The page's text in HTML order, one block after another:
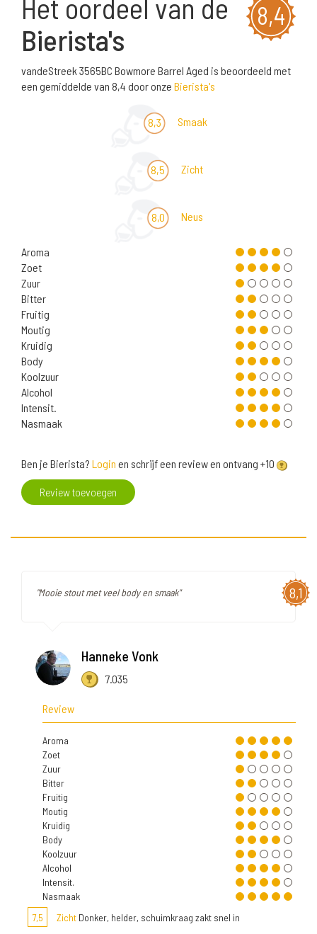
8,4
Het oordeel van de
Bierista's
vandeStreek 3565BC Bowmore Barrel Aged is beoordeeld met
een gemiddelde van 8,4 door onze Bierista's
8,3 Smaak
8,5 Zicht
8,0 Neus
Aroma
Zoet
Zuur
Bitter
Fruitig
Moutig
Kruidig
Body
Koolzuur
Alcohol
Intensit.
Nasmaak
Ben je Bierista? Login en schrijf een review en ontvang +10
Review toevoegen
8,1
"Mooie stout met veel body en smaak"
Hanneke Vonk
7.035
Review
Aroma
Zoet
Zuur
Bitter
Fruitig
Moutig
Kruidig
Body
Koolzuur
Alcohol
Intensit.
Nasmaak
7,5
Zicht Donker, helder, schuimkraag zakt snel in